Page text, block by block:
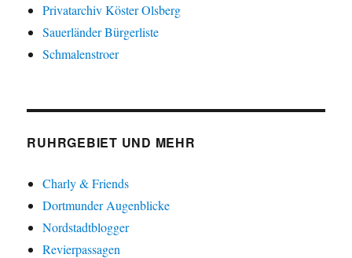
Privatarchiv Köster Olsberg
Sauerländer Bürgerliste
Schmalenstroer
RUHRGEBIET UND MEHR
Charly & Friends
Dortmunder Augenblicke
Nordstadtblogger
Revierpassagen